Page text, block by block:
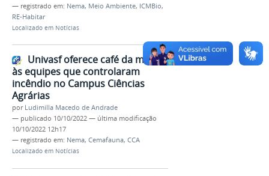
— registrado em: Nema, Meio Ambiente, ICMBio,
RE-Habitar
Localizado em Notícias
Univasf oferece café da manhã
às equipes que controlaram
incêndio no Campus Ciências
Agrárias
por Ludimilla Macedo de Andrade
— publicado 10/10/2022 — última modificação
10/10/2022 12h17
— registrado em: Nema, Cemafauna, CCA
Localizado em Notícias